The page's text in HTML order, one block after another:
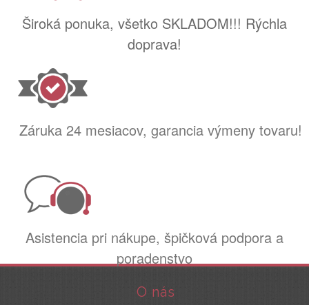
Široká ponuka, všetko SKLADOM!!! Rýchla
doprava!
Záruka 24 mesiacov, garancia výmeny tovaru!
Asistencia pri nákupe, špičková podpora a
poradenstvo
O nás